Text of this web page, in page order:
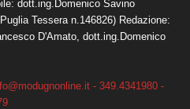
dott.ing.Domenico Savino
Tessera n.146826) Redazione:
D'Amato, dott.ing.Domenico
- 349.4341980 -